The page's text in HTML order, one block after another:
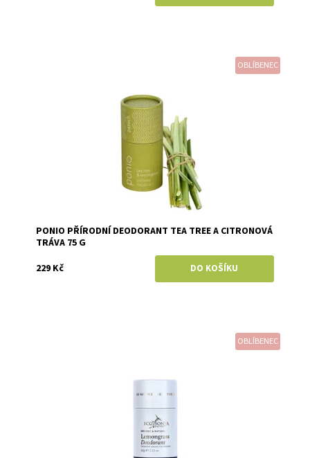
OBLÍBENEC
PONIO PŘÍRODNÍ DEODORANT TEA TREE A CITRONOVÁ
TRÁVA 75 G
229 Kč
OBLÍBENEC